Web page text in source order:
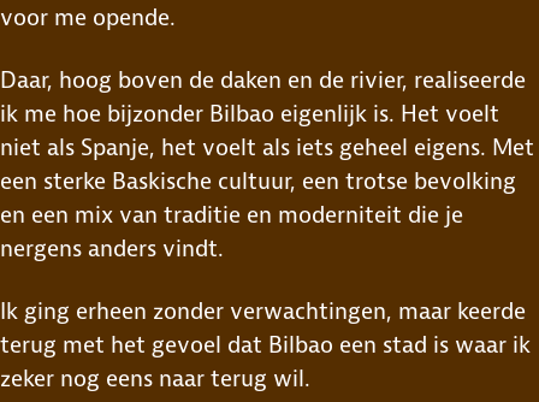
voor me opende.
Daar, hoog boven de daken en de rivier, realiseerde
ik me hoe bijzonder Bilbao eigenlijk is. Het voelt
niet als Spanje, het voelt als iets geheel eigens. Met
een sterke Baskische cultuur, een trotse bevolking
en een mix van traditie en moderniteit die je
nergens anders vindt.
Ik ging erheen zonder verwachtingen, maar keerde
terug met het gevoel dat Bilbao een stad is waar ik
zeker nog eens naar terug wil.